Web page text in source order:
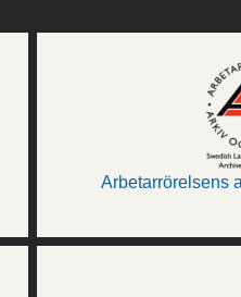
Arbetarrörelsens